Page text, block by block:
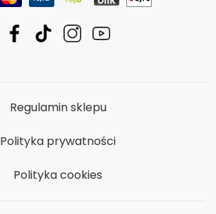
Regulamin sklepu
Polityka prywatności
Polityka cookies